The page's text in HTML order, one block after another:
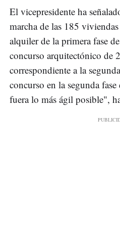
El vicepresidente ha
marcha de las 185
alquiler de la primera fase
concurso arquitectónico de
correspondiente a la
concurso en la segunda
fuera lo más ágil posible",